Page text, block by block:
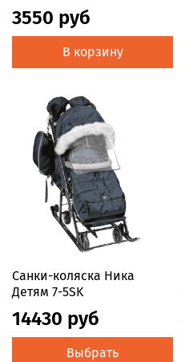
3550 руб
В корзину
Санки-коляска Ника
Детям 7-5SK
14430 руб
Выбрать